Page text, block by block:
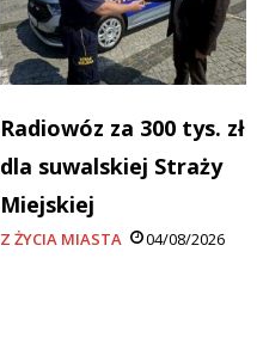
Radiowóz za 300 tys. zł
dla suwalskiej Straży
Miejskiej
Z ŻYCIA MIASTA 04/08/2026